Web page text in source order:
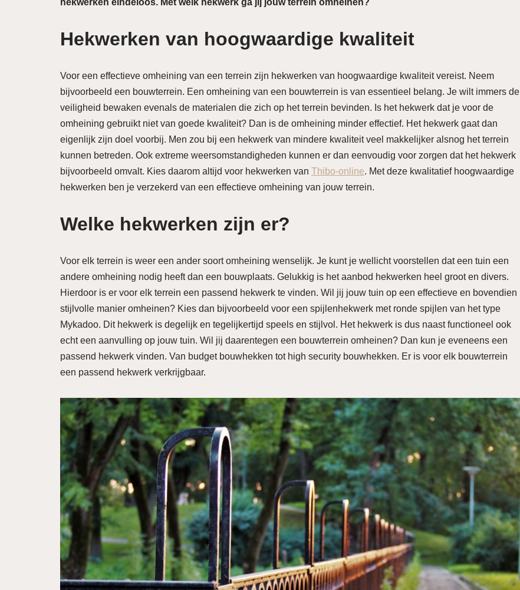
Hekwerken van hoogwaardige kwaliteit
Voor een effectieve omheining van een terrein zijn hekwerken van hoogwaardige kwaliteit vereist. Neem
bijvoorbeeld een bouwterrein. Een omheining van een bouwterrein is van essentieel belang. Je wilt immers de
veiligheid bewaken evenals de materialen die zich op het terrein bevinden. Is het hekwerk dat je voor de
omheining gebruikt niet van goede kwaliteit? Dan is de omheining minder effectief. Het hekwerk gaat dan
eigenlijk zijn doel voorbij. Men zou bij een hekwerk van mindere kwaliteit veel makkelijker alsnog het terrein
kunnen betreden. Ook extreme weersomstandigheden kunnen er dan eenvoudig voor zorgen dat het hekwerk
bijvoorbeeld omvalt. Kies daarom altijd voor hekwerken van Thibo-online. Met deze kwalitatief hoogwaardige
hekwerken ben je verzekerd van een effectieve omheining van jouw terrein.
Welke hekwerken zijn er?
Voor elk terrein is weer een ander soort omheining wenselijk. Je kunt je wellicht voorstellen dat een tuin een
andere omheining nodig heeft dan een bouwplaats. Gelukkig is het aanbod hekwerken heel groot en divers.
Hierdoor is er voor elk terrein een passend hekwerk te vinden. Wil jij jouw tuin op een effectieve en bovendien
stijlvolle manier omheinen? Kies dan bijvoorbeeld voor een spijlenhekwerk met ronde spijlen van het type
Mykadoo. Dit hekwerk is degelijk en tegelijkertijd speels en stijlvol. Het hekwerk is dus naast functioneel ook
echt een aanvulling op jouw tuin. Wil jij daarentegen een bouwterrein omheinen? Dan kun je eveneens een
passend hekwerk vinden. Van budget bouwhekken tot high security bouwhekken. Er is voor elk bouwterrein
een passend hekwerk verkrijgbaar.